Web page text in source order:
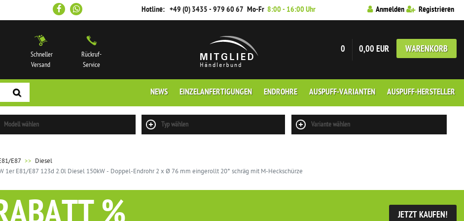
Hotline: +49 (0) 3435 - 979 60 67 Mo-Fr 8:00 - 16:00 Uhr Anmelden Registrieren
0 0,00 EUR WARENKORB
Schneller
Versand
Rückruf-
Service
NEWS EINZELANFERTIGUNGEN ENDROHRE AUSPUFF-VARIANTEN AUSPUFF-HERSTELLER
Modell wählen Typ wählen Variante wählen
E87
Diesel
1er E81/E87 123d 2.0l Diesel 150kW - Doppel-Endrohr 2 x Ø 76 mm eingerollt 20° schräg mit M-Heckschürze
JETZT KAUFEN!